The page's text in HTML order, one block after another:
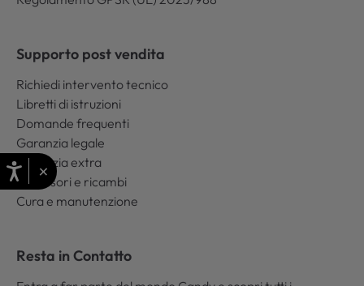
Supporto post vendita
Richiedi intervento tecnico
Libretti di istruzioni
Domande frequenti
Garanzia legale
Garanzia extra
Accessori e ricambi
Cura e manutenzione
Resta in Contatto
×